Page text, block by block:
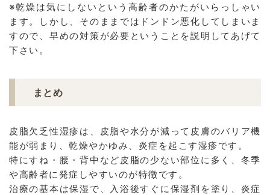
※乾燥は気にしないという高齢者のかたがいらっしゃい
ます。しかし、そのままではドンドン悪化してしまいま
すので、早めの対策が必要ということを説明してあげて
下さい。
まとめ
皮脂欠乏性湿疹は、皮脂や水分が減って皮膚のバリア機
能が弱まり、乾燥やかゆみ、炎症を起こす湿疹です。
特にすね・腰・背中など皮脂の少ない部位に多く、冬季
や高齢者に発症しやすいのが特徴です。
治療の基本は保湿で、入浴後すぐに保湿剤を塗り、炎症